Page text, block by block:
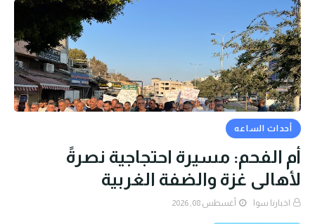
أحداث الساعه
أم الفحم: مسيرة احتجاجية نصرةً
لأهالي غزة والضفة الغربية
اخبارنا سوا أغسطس 08, 2026